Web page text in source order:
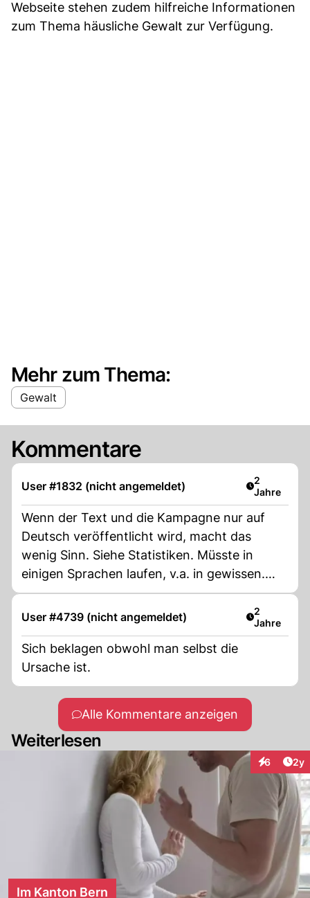
Webseite stehen zudem hilfreiche Informationen
zum Thema häusliche Gewalt zur Verfügung.
Mehr zum Thema:
Gewalt
Kommentare
User #1832 (nicht angemeldet) Artikel
2
Jahre
Wenn der Text und die Kampagne nur auf
Deutsch veröffentlicht wird, macht das
wenig Sinn. Siehe Statistiken. Müsste in
einigen Sprachen laufen, v.a. in gewissen.
Und die angesprochenen Personen müssten
auch noch lesen können, das ist nicht überall
gegeben, beim betreffenden Zielpublikum.
User #4739 (nicht angemeldet) Artikel
2
Jahre
Sich beklagen obwohl man selbst die
Ursache ist.
Alle Kommentare anzeigen
Weiterlesen
6 2y
Im Kanton Bern